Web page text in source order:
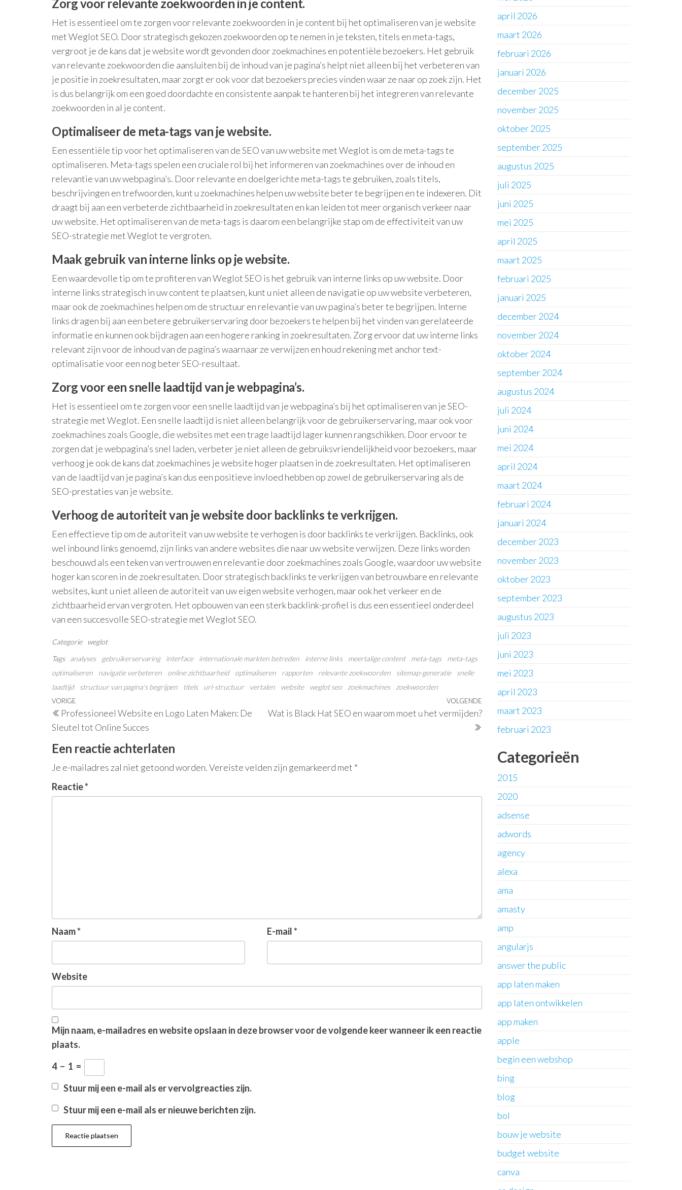
Zorg voor relevante zoekwoorden in je content.
Het is essentieel om te zorgen voor relevante zoekwoorden in je content bij het optimaliseren van je website
met Weglot SEO. Door strategisch gekozen zoekwoorden op te nemen in je teksten, titels en meta-tags,
vergroot je de kans dat je website wordt gevonden door zoekmachines en potentiële bezoekers. Het gebruik
van relevante zoekwoorden die aansluiten bij de inhoud van je pagina’s helpt niet alleen bij het verbeteren van
je positie in zoekresultaten, maar zorgt er ook voor dat bezoekers precies vinden waar ze naar op zoek zijn. Het
is dus belangrijk om een goed doordachte en consistente aanpak te hanteren bij het integreren van relevante
zoekwoorden in al je content.
Optimaliseer de meta-tags van je website.
Een essentiële tip voor het optimaliseren van de SEO van uw website met Weglot is om de meta-tags te
optimaliseren. Meta-tags spelen een cruciale rol bij het informeren van zoekmachines over de inhoud en
relevantie van uw webpagina’s. Door relevante en doelgerichte meta-tags te gebruiken, zoals titels,
beschrijvingen en trefwoorden, kunt u zoekmachines helpen uw website beter te begrijpen en te indexeren. Dit
draagt bij aan een verbeterde zichtbaarheid in zoekresultaten en kan leiden tot meer organisch verkeer naar
uw website. Het optimaliseren van de meta-tags is daarom een belangrijke stap om de effectiviteit van uw
SEO-strategie met Weglot te vergroten.
Maak gebruik van interne links op je website.
Een waardevolle tip om te profiteren van Weglot SEO is het gebruik van interne links op uw website. Door
interne links strategisch in uw content te plaatsen, kunt u niet alleen de navigatie op uw website verbeteren,
maar ook de zoekmachines helpen om de structuur en relevantie van uw pagina’s beter te begrijpen. Interne
links dragen bij aan een betere gebruikerservaring door bezoekers te helpen bij het vinden van gerelateerde
informatie en kunnen ook bijdragen aan een hogere ranking in zoekresultaten. Zorg ervoor dat uw interne links
relevant zijn voor de inhoud van de pagina’s waarnaar ze verwijzen en houd rekening met anchor text-
optimalisatie voor een nog beter SEO-resultaat.
Zorg voor een snelle laadtijd van je webpagina’s.
Het is essentieel om te zorgen voor een snelle laadtijd van je webpagina’s bij het optimaliseren van je SEO-
strategie met Weglot. Een snelle laadtijd is niet alleen belangrijk voor de gebruikerservaring, maar ook voor
zoekmachines zoals Google, die websites met een trage laadtijd lager kunnen rangschikken. Door ervoor te
zorgen dat je webpagina’s snel laden, verbeter je niet alleen de gebruiksvriendelijkheid voor bezoekers, maar
verhoog je ook de kans dat zoekmachines je website hoger plaatsen in de zoekresultaten. Het optimaliseren
van de laadtijd van je pagina’s kan dus een positieve invloed hebben op zowel de gebruikerservaring als de
SEO-prestaties van je website.
Verhoog de autoriteit van je website door backlinks te verkrijgen.
Een effectieve tip om de autoriteit van uw website te verhogen is door backlinks te verkrijgen. Backlinks, ook
wel inbound links genoemd, zijn links van andere websites die naar uw website verwijzen. Deze links worden
beschouwd als een teken van vertrouwen en relevantie door zoekmachines zoals Google, waardoor uw website
hoger kan scoren in de zoekresultaten. Door strategisch backlinks te verkrijgen van betrouwbare en relevante
websites, kunt u niet alleen de autoriteit van uw eigen website verhogen, maar ook het verkeer en de
zichtbaarheid ervan vergroten. Het opbouwen van een sterk backlink-profiel is dus een essentieel onderdeel
van een succesvolle SEO-strategie met Weglot SEO.
Categorie
weglot
Tags
analyses gebruikerservaring interface internationale markten betreden interne links meertalige content meta-tags
meta-tags
optimaliseren
navigatie verbeteren online zichtbaarheid optimaliseren rapporten relevante zoekwoorden sitemap-generatie
snelle
laadtijd
structuur van pagina's begrijpen titels url-structuur vertalen website weglot seo zoekmachines zoekwoorden
Berichtnavigatie
Vorig
bericht
VORIGE
Professioneel Website en Logo Laten Maken: De
Sleutel tot Online Succes
Volgend
bericht
VOLGENDE
Wat is Black Hat SEO en waarom moet u het vermijden?
Een reactie achterlaten
Je e-mailadres zal niet getoond worden.Vereiste velden zijn gemarkeerd met *
Reactie*
Naam* E-mail*
Website
Mijn naam, e-mailadres en website opslaan in deze browser voor de volgende keer wanneer ik een reactie
plaats.
4 − 1 =
Stuur mij een e-mail als er vervolgreacties zijn.
Stuur mij een e-mail als er nieuwe berichten zijn.
april 2026
maart 2026
februari 2026
januari 2026
december 2025
november 2025
oktober 2025
september 2025
augustus 2025
juli 2025
juni 2025
mei 2025
april 2025
maart 2025
februari 2025
januari 2025
december 2024
november 2024
oktober 2024
september 2024
augustus 2024
juli 2024
juni 2024
mei 2024
april 2024
maart 2024
februari 2024
januari 2024
december 2023
november 2023
oktober 2023
september 2023
augustus 2023
juli 2023
juni 2023
mei 2023
april 2023
maart 2023
februari 2023
Categorieën
2015
2020
adsense
adwords
agency
alexa
ama
amasty
amp
angularjs
answer the public
app laten maken
app laten ontwikkelen
app maken
apple
begin een webshop
bing
blog
bol
bouw je website
budget website
canva